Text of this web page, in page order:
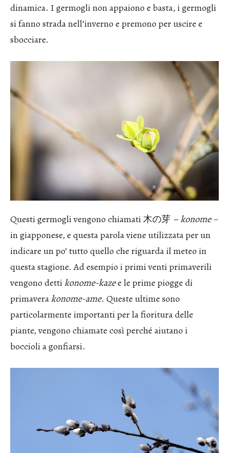
dinamica. I germogli non appaiono e basta, i germogli
si fanno strada nell’inverno e premono per uscire e
sbocciare.
Questi germogli vengono chiamati 木の芽 – konome–
in giapponese, e questa parola viene utilizzata per un
indicare un po’ tutto quello che riguarda il meteo in
questa stagione. Ad esempio i primi venti primaverili
vengono detti konome-kazee le prime piogge di
primaverakonome-ame. Queste ultime sono
particolarmente importanti per la fioritura delle
piante, vengono chiamate così perché aiutano i
boccioli a gonfiarsi.